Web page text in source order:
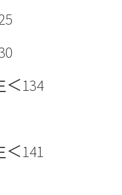
＜134
141